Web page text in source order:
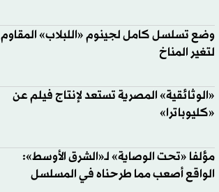
وضع تسلسل كامل لجينوم «اللبلاب» المقاوم
لتغير المناخ
«الوثائقية» المصرية تستعد لإنتاج فيلم عن
«كليوباترا»
مؤلفا «تحت الوصاية» لـ«الشرق الأوسط»:
الواقع أصعب مما طرحناه في المسلسل